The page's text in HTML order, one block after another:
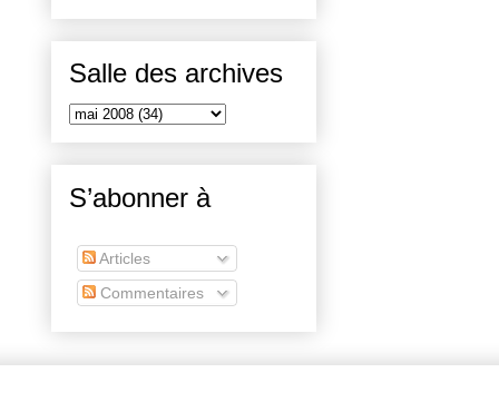
Salle des archives
S’abonner à
Articles
Commentaires